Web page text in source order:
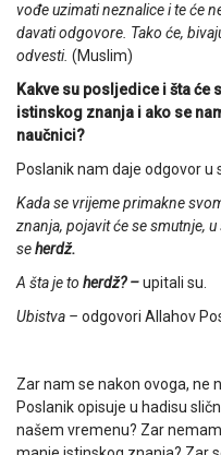
vođe uzimati neznalice i te će
davati odgovore. Tako će,
odvesti. (Muslim)
Kakve su posljedice i šta će
istinskog znanja i ako se
naučnici?
Poslanik nam daje odgovor u
Kada se vrijeme primakne
znanja, pojavit će se smutnje,
seherdž.
A šta je to herdž? –upitali su.
Ubistva – odgovori Allahov
Zar nam se nakon ovoga, ne
Poslanik opisuje u hadisu
našem vremenu? Zar